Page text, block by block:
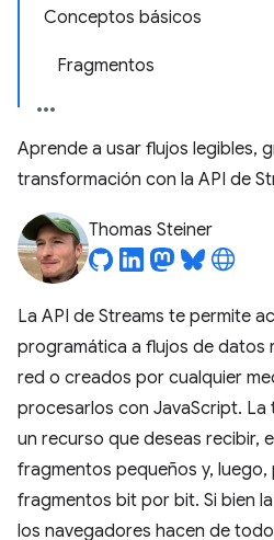
Conceptos básicos
Fragmentos
Aprende a usar flujos legibles,
transformación con la API de
Thomas Steiner
La API de Streams te permite
programática a flujos de datos
red o creados por cualquier
procesarlos con JavaScript. La
un recurso que deseas recibir,
fragmentos pequeños y,
fragmentos bit por bit. Si bien
los navegadores hacen de